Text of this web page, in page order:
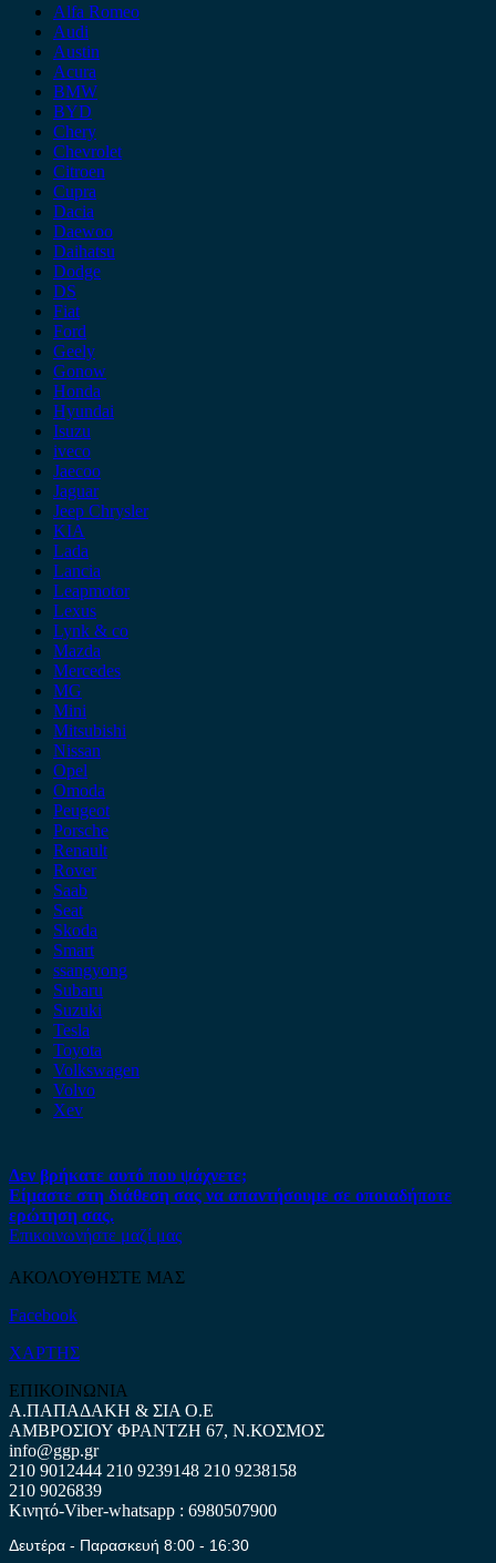
Alfa Romeo
Audi
Austin
Acura
BMW
BYD
Chery
Chevrolet
Citroen
Cupra
Dacia
Daewoo
Daihatsu
Dodge
DS
Fiat
Ford
Geely
Gonow
Honda
Hyundai
Isuzu
iveco
Jaecoo
Jaguar
Jeep Chrysler
KIA
Lada
Lancia
Leapmotor
Lexus
Lynk & co
Mazda
Mercedes
MG
Mini
Mitsubishi
Nissan
Opel
Omoda
Peugeot
Porsche
Renault
Rover
Saab
Seat
Skoda
Smart
ssangyong
Subaru
Suzuki
Tesla
Toyota
Volkswagen
Volvo
Xev
Δεν βρήκατε αυτό που ψάχνετε;
Είμαστε στη διάθεση σας να απαντήσουμε σε οποιαδήποτε
ερώτηση σας.
Επικοινωνήστε μαζί μας
ΑΚΟΛΟΥΘΗΣΤΕ ΜΑΣ
Facebook
ΧΑΡΤΗΣ
ΕΠΙΚΟΙΝΩΝΙΑ
Α.ΠΑΠΑΔΑΚΗ & ΣΙΑ Ο.Ε
ΑΜΒΡΟΣΙΟΥ ΦΡΑΝΤΖΗ 67, Ν.ΚΟΣΜΟΣ
info@ggp.gr
210 9012444 210 9239148 210 9238158
210 9026839
Κινητό-Viber-whatsapp : 6980507900
Δευτέρα - Παρασκευή 8:00 - 16:30